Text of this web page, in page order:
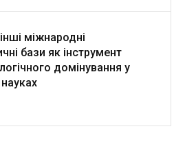
міжнародні
бази як інструмент
домінування у